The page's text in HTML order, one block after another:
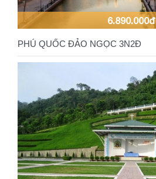
6.890.000đ
PHÚ QUỐC ĐẢO NGỌC 3N2Đ